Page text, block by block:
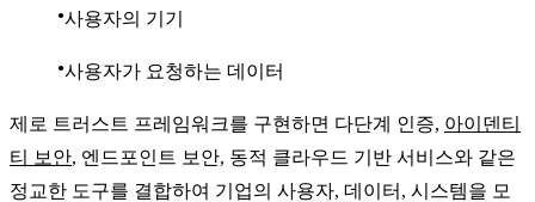
사용자의 기기
사용자가 요청하는 데이터
제로 트러스트 프레임워크를 구현하면 다단계 인증, 아이덴티
티 보안, 엔드포인트 보안, 동적 클라우드 기반 서비스와 같은
정교한 도구를 결합하여 기업의 사용자, 데이터, 시스템을 모